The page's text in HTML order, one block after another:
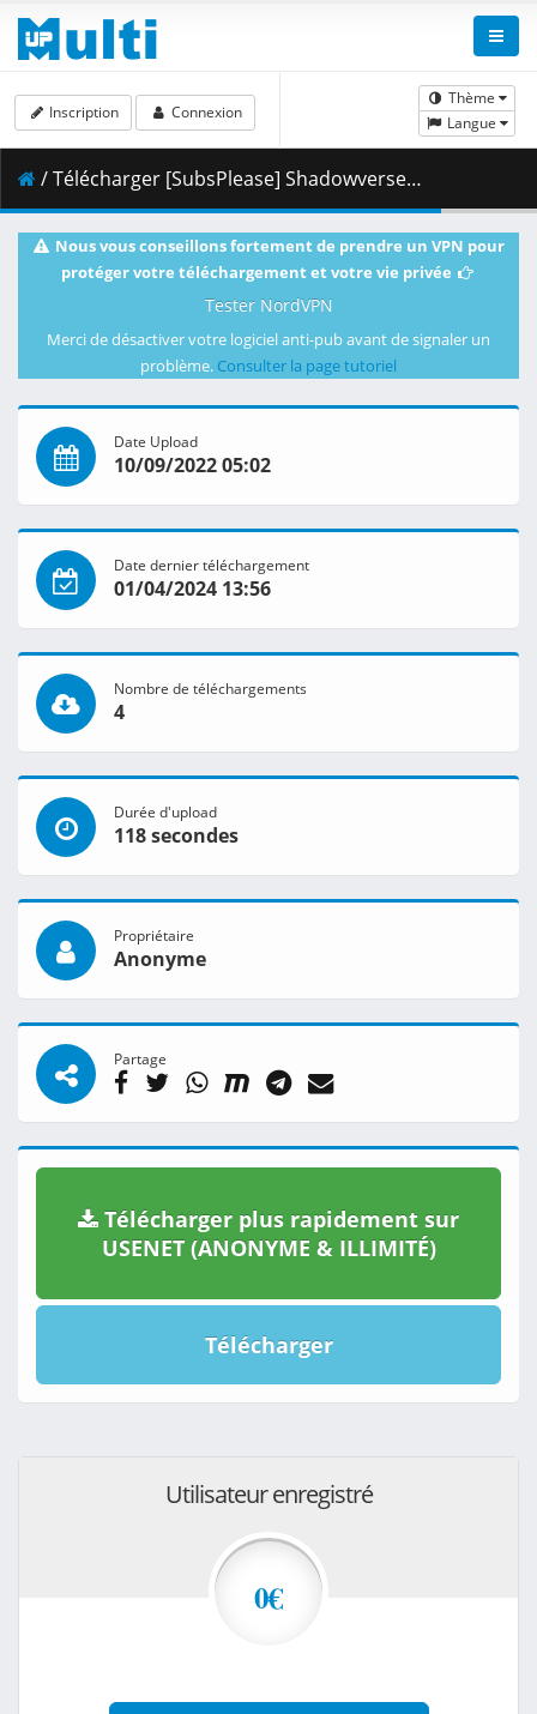
Thème
Langue
Inscription Connexion
/ Télécharger [SubsPlease] Shadowverse Flame - 24 (1080p) [7CAC8DA5].mkv.001 ( 464.08 MB )
Nous vous conseillons fortement de prendre un VPN pour
protéger votre téléchargement et votre vie privée
Tester NordVPN
Merci de désactiver votre logiciel anti-pub avant de signaler un
problème. Consulter la page tutoriel
Date Upload
10/09/2022 05:02
Date dernier téléchargement
01/04/2024 13:56
Nombre de téléchargements
4
Durée d'upload
118 secondes
Propriétaire
Anonyme
Partage
Télécharger plus rapidement sur
USENET (ANONYME & ILLIMITÉ)
Télécharger
Utilisateur enregistré
0€